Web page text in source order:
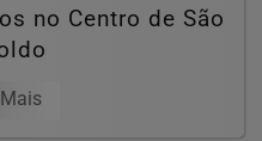
no Centro de São